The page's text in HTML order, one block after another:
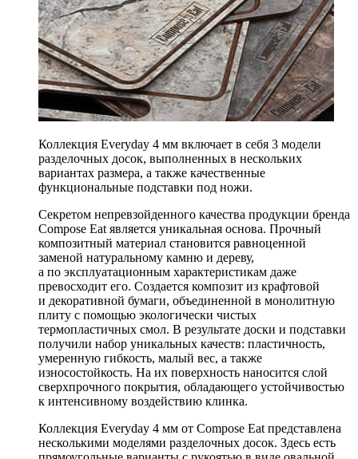
Коллекция Everyday 4 мм включает в себя 3 модели
разделочных досок, выполненных в нескольких
вариантах размера, а также качественные
функциональные подставки под ножи.
Секретом непревзойденного качества продукции бренда
Compose Eat является уникальная основа. Прочный
композитный материал становится равноценной
заменой натуральному камню и дереву,
а по эксплуатационным характеристикам даже
превосходит его. Создается композит из крафтовой
и декоративной бумаги, объединенной в монолитную
плиту с помощью экологически чистых
термопластичных смол. В результате доски и подставки
получили набор уникальных качеств: пластичность,
умеренную гибкость, малый вес, а также
износостойкость. На их поверхность наносится слой
сверхпрочного покрытия, обладающего устойчивостью
к интенсивному воздействию клинка.
Коллекция Everyday 4 мм от Compose Eat представлена
несколькими моделями разделочных досок. Здесь есть